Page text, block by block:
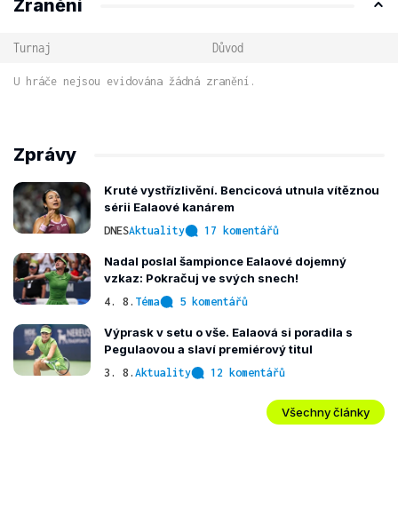
Zranění
Turnaj Důvod
U hráče nejsou evidována žádná zranění.
Zprávy
Kruté vystřízlivění. Bencicová utnula vítěznou
sérii Ealaové kanárem
DNESAktuality 17 komentářů
Nadal poslal šampionce Ealaové dojemný
vzkaz: Pokračuj ve svých snech!
4. 8. Téma 5 komentářů
Výprask v setu o vše. Ealaová si poradila s
Pegulaovou a slaví premiérový titul
3. 8. Aktuality 12 komentářů
Všechny články